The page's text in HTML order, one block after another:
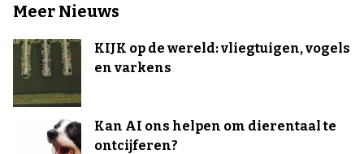
Meer Nieuws
KIJK op de wereld: vliegtuigen, vogels
en varkens
Kan AI ons helpen om dierentaal te
ontcijferen?